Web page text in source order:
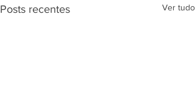
Posts recentes Ver tudo